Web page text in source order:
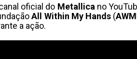
oficial do Metallica no
All Within My Hands(
a ação.